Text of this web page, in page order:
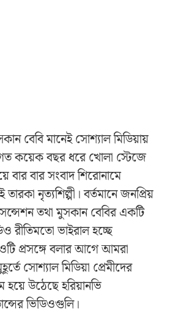
বেবি মানেই সোশ্যাল মিডিয়ায়
কয়েক বছর ধরে খোলা স্টেজে
বার বার সংবাদ শিরোনামে
নৃত্যশিল্পী। বর্তমানে জনপ্রিয়
তথা মুসকান বেবির একটি
রীতিমতো ভাইরাল হচ্ছে
প্রসঙ্গে বলার আগে আমরা
সোশ্যাল মিডিয়া প্রেমীদের
হয়ে উঠেছে হরিয়ানভি
ভিডিওগুলি।